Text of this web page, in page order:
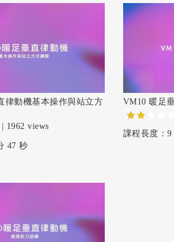
律動機基本操作與站立方
| 1962 views
47 秒
VM10 暖足
課程長度：